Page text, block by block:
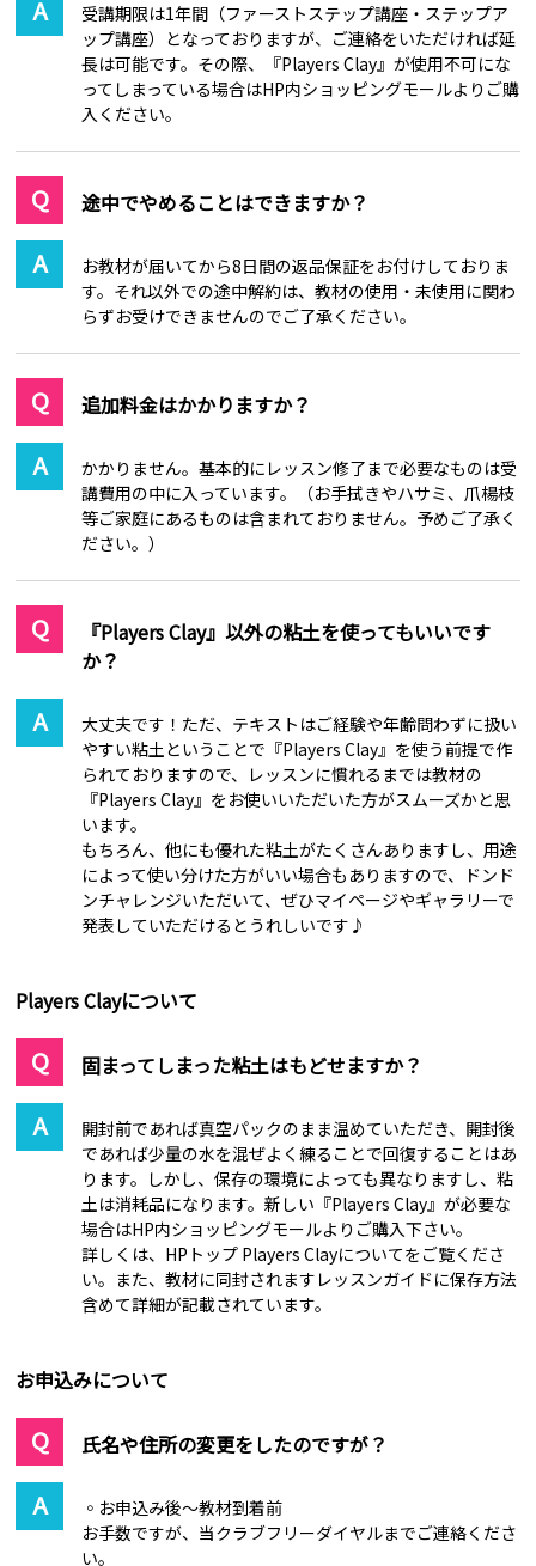
受講期限は1年間（ファーストステップ講座・ステップア
ップ講座）となっておりますが、ご連絡をいただければ延
長は可能です。その際、『Players Clay』が使用不可にな
ってしまっている場合はHP内ショッピングモールよりご購
入ください。
途中でやめることはできますか？
お教材が届いてから8日間の返品保証をお付けしておりま
す。それ以外での途中解約は、教材の使用・未使用に関わ
らずお受けできませんのでご了承ください。
追加料金はかかりますか？
かかりません。基本的にレッスン修了まで必要なものは受
講費用の中に入っています。（お手拭きやハサミ、爪楊枝
等ご家庭にあるものは含まれておりません。予めご了承く
ださい。）
『Players Clay』以外の粘土を使ってもいいです
か？
大丈夫です！ただ、テキストはご経験や年齢問わずに扱い
やすい粘土ということで『Players Clay』を使う前提で作
られておりますので、レッスンに慣れるまでは教材の
『Players Clay』をお使いいただいた方がスムーズかと思
います。
もちろん、他にも優れた粘土がたくさんありますし、用途
によって使い分けた方がいい場合もありますので、ドンド
ンチャレンジいただいて、ぜひマイページやギャラリーで
発表していただけるとうれしいです♪
Players Clayについて
固まってしまった粘土はもどせますか？
開封前であれば真空パックのまま温めていただき、開封後
であれば少量の水を混ぜよく練ることで回復することはあ
ります。しかし、保存の環境によっても異なりますし、粘
土は消耗品になります。新しい『Players Clay』が必要な
場合はHP内ショッピングモールよりご購入下さい。
詳しくは、HPトップ Players Clayについてをご覧くださ
い。また、教材に同封されますレッスンガイドに保存方法
含めて詳細が記載されています。
お申込みについて
氏名や住所の変更をしたのですが？
◦お申込み後～教材到着前
お手数ですが、当クラブフリーダイヤルまでご連絡くださ
い。